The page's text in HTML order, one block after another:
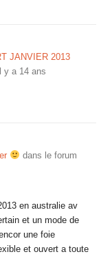
JANVIER 2013
y a 14 ans
dans le forum
en australie av
et un mode de
une foie
et ouvert a toute